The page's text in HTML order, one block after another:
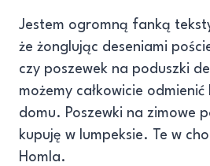
Jestem ogromną fanką
że żonglując deseniami
czy poszewek na poduszki
możemy całkowicie
domu. Poszewki na zimowe
kupuję w lumpeksie. Te w
Homla.